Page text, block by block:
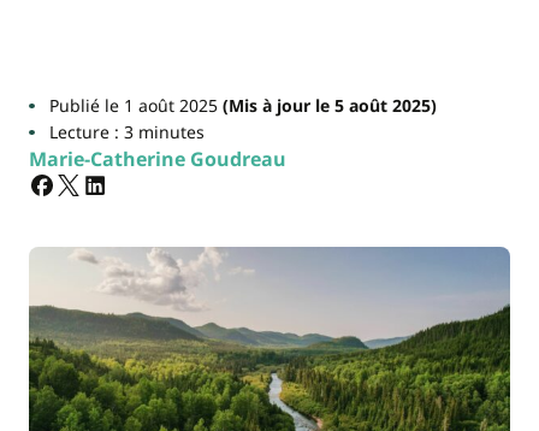
Publié le 1 août 2025(Mis à jour le 5 août 2025)
Lecture : 3 minutes
Marie-Catherine Goudreau